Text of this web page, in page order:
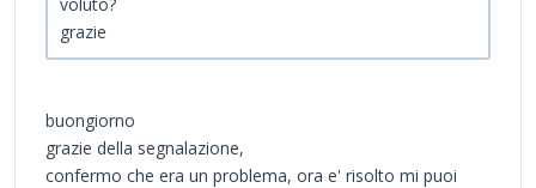
grazie
buongiorno
grazie della segnalazione,
confermo che era un problema, ora e' risolto mi puoi